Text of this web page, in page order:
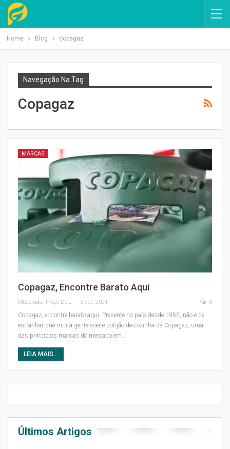
Home Blog copagaz
Navegação Na Tag
Copagaz
MARCAS
Copagaz, Encontre Barato Aqui
Moderador Preço Do Gás 3 set, 2021 0
Copagaz, encontre barato aqui. Presente no país desde 1955, não é de
estranhar que muita gente aceite botijão de cozinha da Copagaz, uma
das principais marcas do mercado em…
LEIA MAIS...
Últimos Artigos